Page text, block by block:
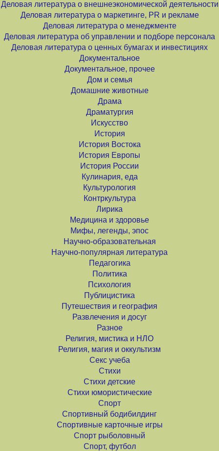
Деловая литература о внешнеэкономической деятельности
Деловая литература о маркетинге, PR и рекламе
Деловая литература о менеджменте
Деловая литература об управлении и подборе персонала
Деловая литература о ценных бумагах и инвестициях
Документальное
Документальное, прочее
Дом и семья
Домашние животные
Драма
Драматургия
Искусство
История
История Востока
История Европы
История России
Кулинария, еда
Культурология
Контркультура
Лирика
Медицина и здоровье
Мифы, легенды, эпос
Научно-образовательная
Научно-популярная литература
Педагогика
Политика
Психология
Публицистика
Путешествия и география
Развлечения и досуг
Разное
Религия, мистика и НЛО
Религия, магия и оккультизм
Секс учеба
Стихи
Стихи детские
Стихи юмористические
Спорт
Спортивный бодибилдинг
Спортивные карточные игры
Спорт рыболовный
Спорт, футбол